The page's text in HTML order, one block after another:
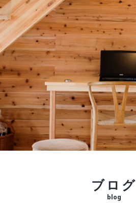
コンセプト
自然素材
家の性能
ラインナップ
WORK
建築実例
VISIT
モデルルーム
イベント
ブログ
blog